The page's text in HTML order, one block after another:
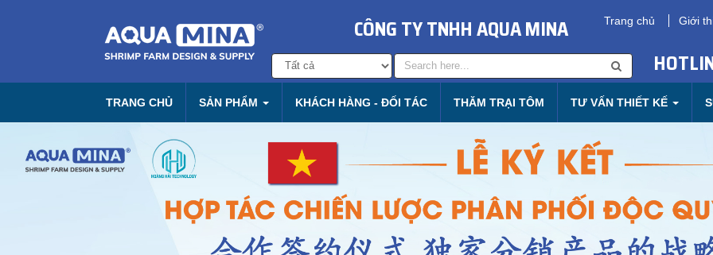
Trang chủ Giới
CÔNG TY TNHH AQUA MINA
TRANG CHỦ SẢN PHẨM KHÁCH HÀNG - ĐỐI TÁC THĂM TRẠI TÔM TƯ VẤN THIẾT KẾ